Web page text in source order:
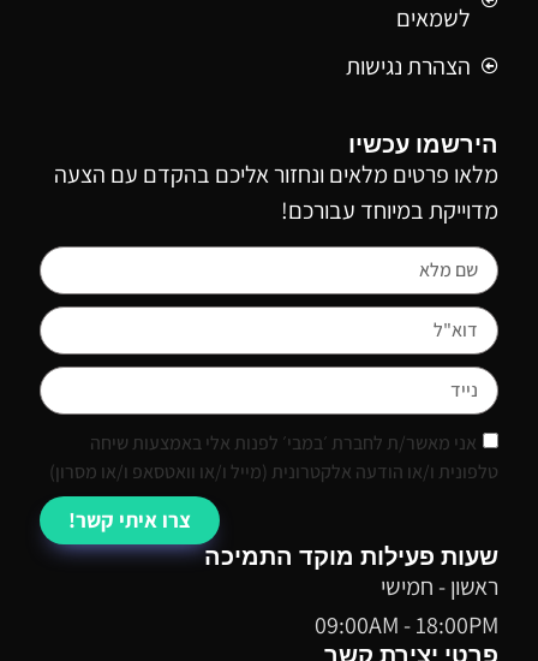
לשמאים
הצהרת נגישות
הירשמו עכשיו
מלאו פרטים מלאים ונחזור אליכם בהקדם עם הצעה
מדוייקת במיוחד עבורכם!
אני מאשר/ת לחברת ׳במבי׳ לפנות אלי באמצעות שיחה
טלפונית ו/או הודעה אלקטרונית (מייל ו/או וואטסאפ ו/או מסרון)
צרו איתי קשר!
שעות פעילות מוקד התמיכה
ראשון - חמישי
09:00AM - 18:00PM
פרטי יצירת קשר